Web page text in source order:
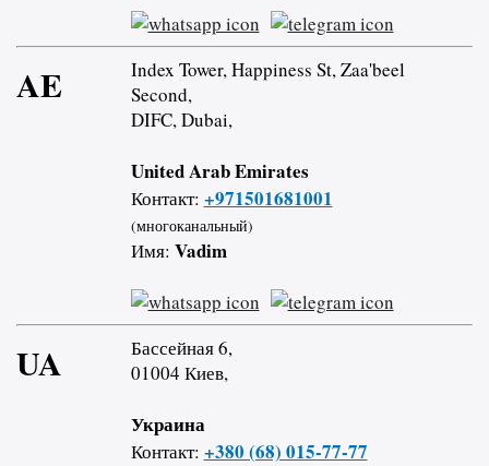
AE
Index Tower, Happiness St, Zaa'beel
Second,
DIFC, Dubai,
United Arab Emirates
Контакт: +971501681001
(многоканальный)
Имя: Vadim
UA
Бассейная 6,
01004 Киев,
Украина
Контакт: +380 (68) 015-77-77